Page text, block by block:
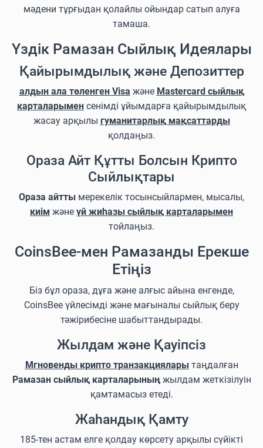
мәдени тұрғыдан қолайлы ойындар сатып алуға
тамаша.
Үздік Рамазан Сыйлық Идеялары
Қайырымдылық және Депозиттер
алдын ала төленген Visa және Mastercard сыйлық
карталарымен сенімді ұйымдарға қайырымдылық
жасау арқылы гуманитарлық мақсаттарды
қолдаңыз.
Ораза Айт Құтты Болсын Крипто
Сыйлықтары
Ораза айтты мерекелік тосынсыйлармен, мысалы,
киім және үй жиһазы сыйлық карталарымен
тойлаңыз.
CoinsBee-мен Рамазанды Ерекше
Етіңіз
Біз бұл ораза, дұға және алғыс айына енгенде,
CoinsBee үйлесімді және мағыналы сыйлық беру
тәжірибесіне шабыттандырады.
Жылдам және Қауіпсіз
Мгновенды крипто транзакцияларытаңдалған
Рамазан сыйлық карталарыныңжылдам жеткізілуін
қамтамасыз етеді.
Жаһандық Қамту
185-тен астам елге қолдау көрсету арқылы сүйікті